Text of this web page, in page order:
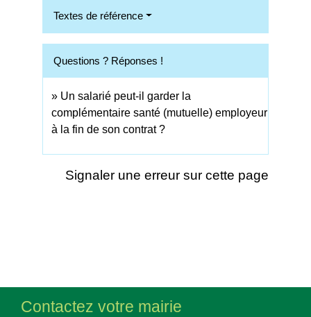
Textes de référence
Questions ? Réponses !
Un salarié peut-il garder la
complémentaire santé (mutuelle) employeur
à la fin de son contrat ?
Signaler une erreur sur cette page
Contactez votre mairie